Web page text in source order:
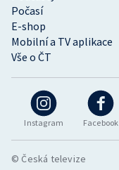
Instagram Facebook
Počasí
E-shop
Mobilní a TV aplikace
Vše o ČT
© Česká televize